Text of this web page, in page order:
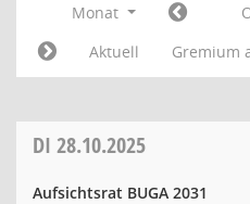
Monat
Aktuell
Gremium
DI 28.10.2025
Aufsichtsrat BUGA 2031